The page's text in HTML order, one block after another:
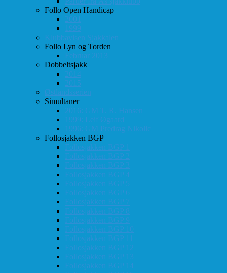
Follo Open Handicap
2001
1999
Klubbavisen Sjakkalen
Follo Lyn og Torden
Februar 2013
Dobbeltsjakk
2014
2015
Østlandsserien
Simultaner
2016: GM T. R. Hansen
1999: Leif Øgaard
1996: GM Predrag Nikolic
Follosjakken BGP
Follosjakken BGP 1
Follosjakken BGP 2
Follosjakken BGP 3
Follosjakken BGP 4
Follosjakken BGP 5
Follosjakken BGP 6
Follosjakken BGP 7
Follosjakken BGP 8
Follosjakken BGP 9
Follosjakken BGP 10
Follosjakken BGP 11
Follosjakken BGP 12
Follosjakken BGP 13
Follosjakken BGP 14